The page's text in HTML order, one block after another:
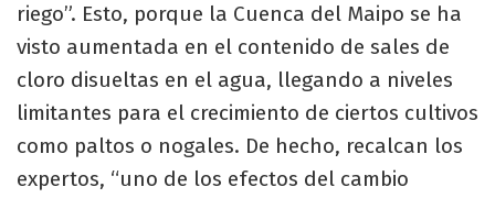
riego”. Esto, porque la Cuenca del Maipo se ha
visto aumentada en el contenido de sales de
cloro disueltas en el agua, llegando a niveles
limitantes para el crecimiento de ciertos cultivos
como paltos o nogales. De hecho, recalcan los
expertos, “uno de los efectos del cambio